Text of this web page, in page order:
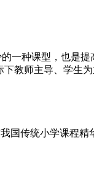
一种课型，也是
教师主导、学生
传统小学课程